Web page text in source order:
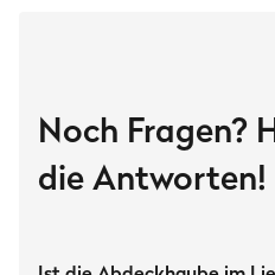
Noch Fragen?
die Antworten!